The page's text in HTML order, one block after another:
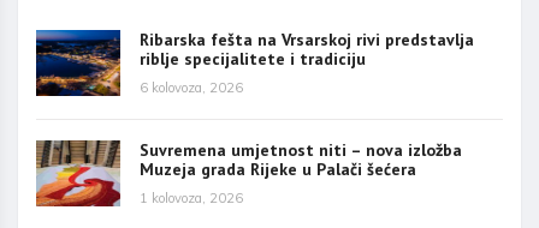
Ribarska fešta na Vrsarskoj rivi predstavlja
riblje specijalitete i tradiciju
6 kolovoza, 2026
Suvremena umjetnost niti – nova izložba
Muzeja grada Rijeke u Palači šećera
1 kolovoza, 2026